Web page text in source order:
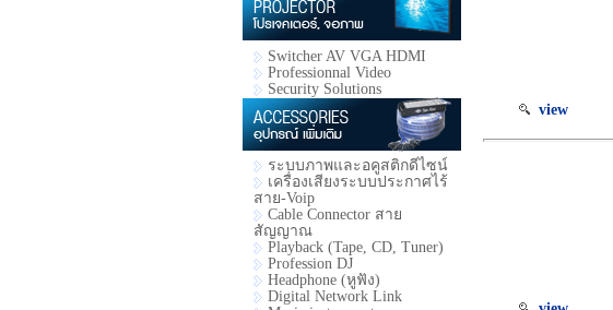
Switcher AV VGA HDMI
Professionnal Video
Security Solutions
ระบบภาพและอคูสติกดีไซน์
เครื่องเสียงระบบประกาศไร้
สาย-Voip
Cable Connector สาย
สัญญาณ
Playback (Tape, CD, Tuner)
Profession DJ
Headphone (หูฟัง)
Digital Network Link
view